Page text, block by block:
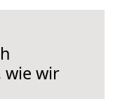
wie wir